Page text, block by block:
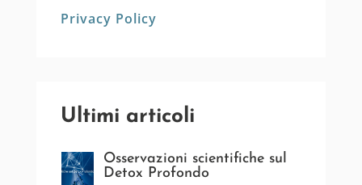
Privacy Policy
Ultimi articoli
Osservazioni scientifiche sul
Detox Profondo